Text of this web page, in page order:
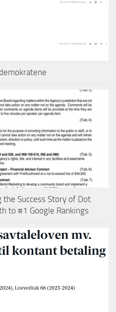
Success Story of Dot
to #1 Google Rankings